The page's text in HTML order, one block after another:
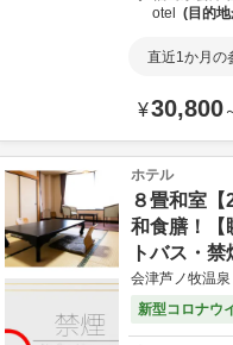
otel
目的
直近1か月の
¥30,800
ホテル
８畳和室
和食膳！【
トバス・禁
会津芦ノ牧温
新型コロナウ